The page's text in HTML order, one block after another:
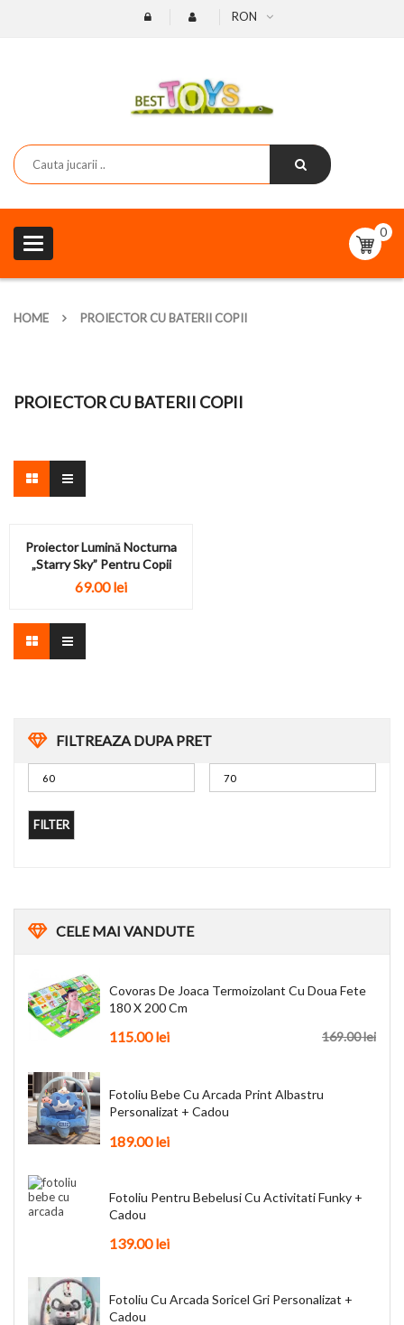
RON
Toggle
navigation
0
HOME PROIECTOR CU BATERII COPII
FILTREAZA DUPA PRET
FILTER
CELEMAI VANDUTE
Covoras De Joaca Termoizolant Cu Doua Fete
180 X 200 Cm
169.00lei
115.00lei
Fotoliu Bebe Cu Arcada Print Albastru
Personalizat + Cadou
189.00lei
Fotoliu Pentru Bebelusi Cu Activitati Funky +
Cadou
139.00lei
Fotoliu Cu Arcada Soricel Gri Personalizat +
Cadou
PROIECTOR CU BATERII COPII
Proiector Lumină Nocturna
„Starry Sky” Pentru Copii
69.00lei